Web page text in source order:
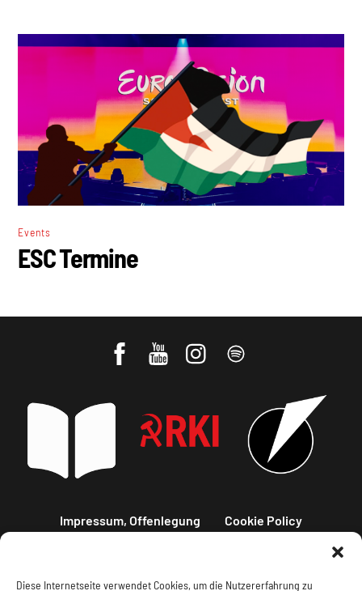
Diese Internetseite verwendet Cookies, um die Nutzererfahrung zu
Events
ESC Termine
Impressum, Offenlegung Cookie Policy